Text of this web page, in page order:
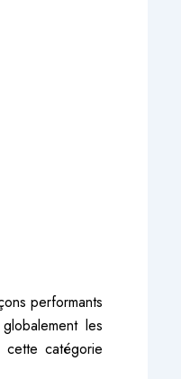
performants
les
cette catégorie